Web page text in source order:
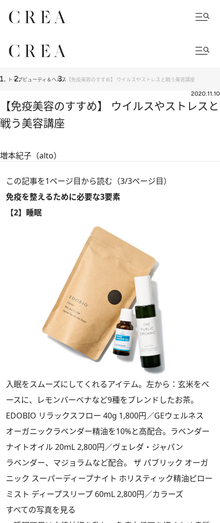
トップビューティ＆ヘルス 【免疫美容のすすめ】 ウイルスやストレスと戦う美容講座
2020.11.10
【免疫美容のすすめ】 ウイルスやストレスと
戦う美容講座
増本紀子（alto）
この記事を1ページ目から読む（3/3ページ目）
免疫を整えるために必要な3要素
【2】睡眠
入眠をスムーズにしてくれるアイテム。左から：玄米をベ
ースに、レモンバーベナなど9種をブレンドしたお茶。
EDOBIO リラックスフロー 40g 1,800円／GEウェルネス
オーガニックラベンダー精油を10%と高配合。ラベンダー
ナイトオイル 20mL 2,800円／ヴェレダ・ジャパン
ラベンダー、マジョラムなど配合。 ザ パブリック オーガ
ニック スーパーディープナイト ホリスティック精油ピロー
ミスト ディープスリープ 60mL 2,800円／カラーズ
すべての写真を見る